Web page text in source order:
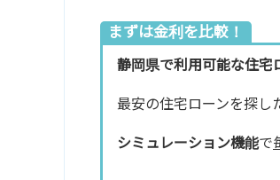
まずは金利を比較！
静岡県で利用可能な住宅
最安の住宅ローンを探し
シミュレーション機能で